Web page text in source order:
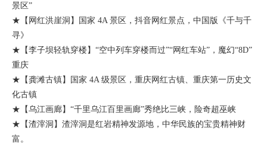
景区”
★【网红洪崖洞】国家 4A 景区，抖音网红景点，中国版《千与千
寻》
★【李子坝轻轨穿楼】“空中列车穿楼而过”“网红车站”，魔幻“8D”
重庆
★【龚滩古镇】国家 4A 级景区，重庆网红古镇、重庆第一历史文
化古镇
★【乌江画廊】“千里乌江百里画廊”秀绝比三峡，险奇超巫峡
★【渣滓洞】渣滓洞是红岩精神发源地，中华民族的宝贵精神财
富。